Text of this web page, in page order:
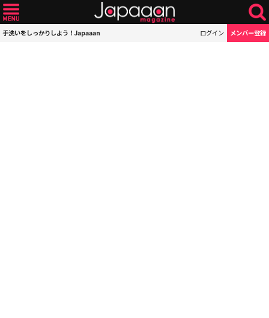
手洗いをしっかりしよう！Japaaan ログイン メンバー登録